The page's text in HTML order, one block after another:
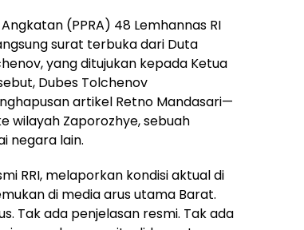
(PPRA) 48 Lemhannas RI
surat terbuka dari Duta
yang ditujukan kepada Ketua
Dubes Tolchenov
artikel Retno Mandasari—
wilayah Zaporozhye, sebuah
negara lain.
RRI, melaporkan kondisi aktual di
di media arus utama Barat.
Tak ada penjelasan resmi. Tak ada